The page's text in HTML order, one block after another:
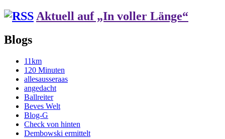
Aktuell auf „In voller Länge“
Blogs
11km
120 Minuten
allesausseraas
angedacht
Ballreiter
Beves Welt
Blog-G
Check von hinten
Dembowski ermittelt